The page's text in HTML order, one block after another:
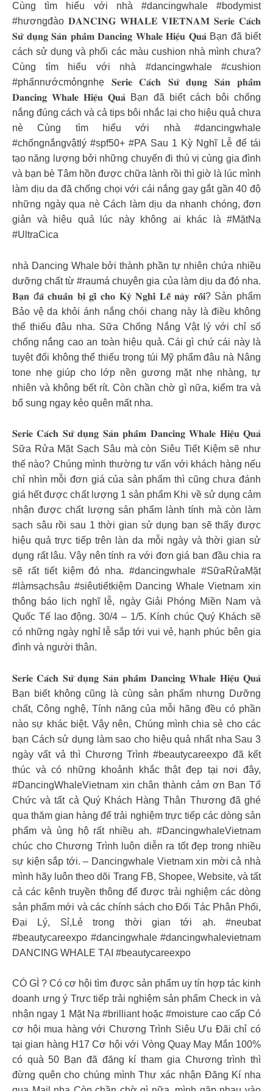
Cùng tìm hiểu với nhà #dancingwhale #bodymist
#hươngđào 𝐃𝐀𝐍𝐂𝐈𝐍𝐆 𝐖𝐇𝐀𝐋𝐄 𝐕𝐈𝐄𝐓𝐍𝐀𝐌 𝐒𝐞𝐫𝐢𝐞 𝐂𝐚́𝐜𝐡
𝐒𝐮̛̉ 𝐝𝐮̣𝐧𝐠 𝐒𝐚̉𝐧 𝐩𝐡𝐚̂̉𝐦 𝐃𝐚𝐧𝐜𝐢𝐧𝐠 𝐖𝐡𝐚𝐥𝐞 𝐇𝐢𝐞̣̂𝐮 𝐐𝐮𝐚̉ Bạn đã biết
cách sử dụng và phối các màu cushion nhà mình chưa?
Cùng tìm hiểu với nhà #dancingwhale #cushion
#phấnnướcmỏngnhẹ 𝐒𝐞𝐫𝐢𝐞 𝐂𝐚́𝐜𝐡 𝐒𝐮̛̉ 𝐝𝐮̣𝐧𝐠 𝐒𝐚̉𝐧 𝐩𝐡𝐚̂̉𝐦
𝐃𝐚𝐧𝐜𝐢𝐧𝐠 𝐖𝐡𝐚𝐥𝐞 𝐇𝐢𝐞̣̂𝐮 𝐐𝐮𝐚̉ Bạn đã biết cách bôi chống
nắng đúng cách và cả tips bôi nhắc lại cho hiệu quả chưa
nè Cùng tìm hiểu với nhà #dancingwhale
#chốngnắngvậtlý #spf50+ #PA Sau 1 Kỳ Nghĩ Lễ để tái
tạo năng lượng bởi những chuyến đi thú vị cùng gia đình
và bạn bè Tâm hồn được chữa lành rồi thì giờ là lúc mình
làm dịu da đã chống chọi với cái nắng gay gắt gần 40 độ
những ngày qua nè Cách làm dịu da nhanh chóng, đơn
giản và hiệu quả lúc này không ai khác là #MặtNạ
#UltraCica
nhà Dancing Whale bởi thành phần tự nhiên chứa nhiều
dưỡng chất từ #raumá chuyên gia của làm dịu da đó nha.
𝐁𝐚̣𝐧 đ𝐚̃ 𝐜𝐡𝐮𝐚̂̉𝐧 𝐛𝐢̣ 𝐠𝐢̀ 𝐜𝐡𝐨 𝐊𝐲̀ 𝐍𝐠𝐡𝐢̉ 𝐋𝐞̂̃ 𝐧𝐚̀𝐲 𝐫𝐨̂̀𝐢? Sản phẩm
Bảo vệ da khỏi ánh nắng chói chang này là điều không
thể thiếu đâu nha. Sữa Chống Nắng Vật lý với chỉ số
chống nắng cao an toàn hiệu quả. Cái gì chứ cái này là
tuyệt đối không thể thiếu trong túi Mỹ phẩm đâu nà Nâng
tone nhẹ giúp cho lớp nền gương mặt nhẹ nhàng, tự
nhiên và không bết rít. Còn chần chờ gì nữa, kiểm tra và
bổ sung ngay kẻo quên mất nha.
𝐒𝐞𝐫𝐢𝐞 𝐂𝐚́𝐜𝐡 𝐒𝐮̛̉ 𝐝𝐮̣𝐧𝐠 𝐒𝐚̉𝐧 𝐩𝐡𝐚̂̉𝐦 𝐃𝐚𝐧𝐜𝐢𝐧𝐠 𝐖𝐡𝐚𝐥𝐞 𝐇𝐢𝐞̣̂𝐮 𝐐𝐮𝐚̉
Sữa Rửa Mặt Sạch Sâu mà còn Siêu Tiết Kiệm sẽ như
thế nào? Chúng mình thường tư vấn với khách hàng nếu
chỉ nhìn mỗi đơn giá của sản phẩm thì cũng chưa đánh
giá hết được chất lượng 1 sản phẩm Khi về sử dụng cảm
nhận được chất lượng sản phẩm lành tính mà còn làm
sạch sâu rồi sau 1 thời gian sử dụng bạn sẽ thấy được
hiệu quả trực tiếp trên làn da mỗi ngày và thời gian sử
dụng rất lâu. Vậy nên tính ra với đơn giá ban đầu chia ra
sẽ rất tiết kiệm đó nha. #dancingwhale #SữaRửaMặt
#làmsạchsâu #siêutiếtkiệm Dancing Whale Vietnam xin
thông báo lịch nghĩ lễ, ngày Giải Phóng Miền Nam và
Quốc Tế lao động. 30/4 – 1/5. Kính chúc Quý Khách sẽ
có những ngày nghỉ lễ sắp tới vui vẻ, hạnh phúc bên gia
đình và người thân.
𝐒𝐞𝐫𝐢𝐞 𝐂𝐚́𝐜𝐡 𝐒𝐮̛̉ 𝐝𝐮̣𝐧𝐠 𝐒𝐚̉𝐧 𝐩𝐡𝐚̂̉𝐦 𝐃𝐚𝐧𝐜𝐢𝐧𝐠 𝐖𝐡𝐚𝐥𝐞 𝐇𝐢𝐞̣̂𝐮 𝐐𝐮𝐚̉
Bạn biết không cũng là cùng sản phẩm nhưng Dưỡng
chất, Công nghệ, Tính năng của mỗi hãng đều có phần
nào sự khác biệt. Vậy nên, Chúng mình chia sẻ cho các
bạn Cách sử dụng làm sao cho hiệu quả nhất nha Sau 3
ngày vất vả thì Chương Trình #beautycareexpo đã kết
thúc và có những khoảnh khắc thật đẹp tại nơi đây,
#DancingWhaleVietnam xin chân thành cảm ơn Ban Tổ
Chức và tất cả Quý Khách Hàng Thân Thương đã ghé
qua thăm gian hàng để trải nghiệm trực tiếp các dòng sản
phẩm và ủng hộ rất nhiều ah. #DancingwhaleVietnam
chúc cho Chương Trình luôn diễn ra tốt đẹp trong nhiều
sự kiện sắp tới. – Dancingwhale Vietnam xin mời cả nhà
mình hãy luôn theo dõi Trang FB, Shopee, Website, và tất
cả các kênh truyền thông để được trải nghiệm các dòng
sản phẩm mới và các chính sách cho Đối Tác Phân Phối,
Đại Lý, Sỉ,Lẻ trong thời gian tới ạh. #neubat
#beautycareexpo #dancingwhale #dancingwhalevietnam
DANCING WHALE TẠI #beautycareexpo
CÓ GÌ ? Có cơ hội tìm được sản phẩm uy tín hợp tác kinh
doanh ưng ý Trực tiếp trải nghiệm sản phẩm Check in và
nhận ngay 1 Mặt Nạ #brilliant hoặc #moisture cao cấp Có
cơ hội mua hàng với Chương Trình Siêu Ưu Đãi chỉ có
tại gian hàng H17 Cơ hội với Vòng Quay May Mắn 100%
có quà 50 Bạn đã đăng kí tham gia Chương trình thì
đừng quên cho chúng mình Thư xác nhận Đăng Kí nha